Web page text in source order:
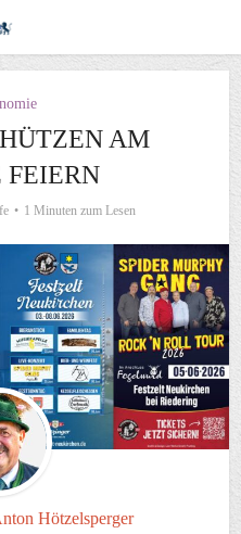
AM
FEIERN
1 Minuten zum Lesen
Hötzelsperger